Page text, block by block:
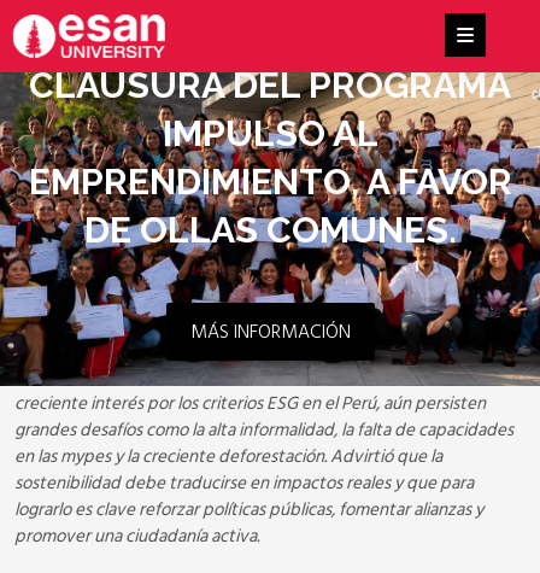
CLAUSURA DEL PROGRAMA
IMPULSO AL
EMPRENDIMIENTO, A FAVOR
DE OLLAS COMUNES.
MÁS INFORMACIÓN
Mayra Arauco, directora de la
carrera de Ingeniería Ambiental de
ESAN University, indicó en El Peruano que, aunque se muestra un
creciente interés por los criterios ESG en el Perú, aún persisten
grandes desafíos como la alta informalidad, la falta de capacidades
en las mypes y la creciente deforestación. Advirtió que la
sostenibilidad debe traducirse en impactos reales y que para
lograrlo es clave reforzar políticas públicas, fomentar alianzas y
promover una ciudadanía activa.